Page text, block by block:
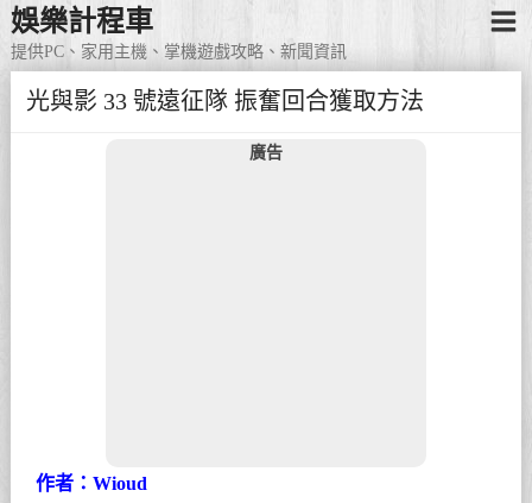
娛樂計程車
提供PC、家用主機、掌機遊戲攻略、新聞資訊
光與影 33 號遠征隊 振奮回合獲取方法
廣告
作者：Wioud